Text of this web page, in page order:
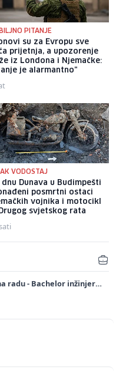
PITANJE
su za Evropu sve
prijetnja, a upozorenje
iz Londona i Njemačke:
je alarmantno"
VODOSTAJ
dnu Dunava u Budimpešti
posmrtni ostaci
vojnika i motocikl
svjetskog rata
radu - Bachelor inžinjer